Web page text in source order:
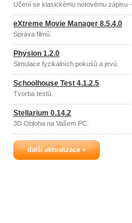
Učení se klasickému notovému zápisu -
eXtreme Movie Manager 8.5.4.0
Správa filmů.
Physion 1.2.0
Simulace fyzikálních pokusů a jevů.
Schoolhouse Test 4.1.2.5
Tvorba testů.
Stellarium 0.14.2
3D Obloha na Vašem PC.
další aktualizace »